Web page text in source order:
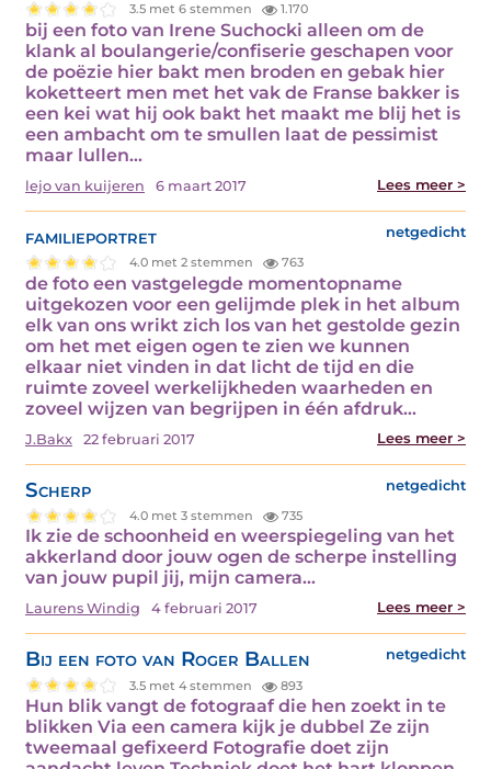
3.5 met 6 stemmen 1.170
bij een foto van Irene Suchocki alleen om de
klank al boulangerie/confiserie geschapen voor
de poëzie hier bakt men broden en gebak hier
koketteert men met het vak de Franse bakker is
een kei wat hij ook bakt het maakt me blij het is
een ambacht om te smullen laat de pessimist
maar lullen…
lejo van kuijeren 6 maart 2017 Lees meer >
familieportret netgedicht
4.0 met 2 stemmen 763
de foto een vastgelegde momentopname
uitgekozen voor een gelijmde plek in het album
elk van ons wrikt zich los van het gestolde gezin
om het met eigen ogen te zien we kunnen
elkaar niet vinden in dat licht de tijd en die
ruimte zoveel werkelijkheden waarheden en
zoveel wijzen van begrijpen in één afdruk…
J.Bakx 22 februari 2017 Lees meer >
Scherp netgedicht
4.0 met 3 stemmen 735
Ik zie de schoonheid en weerspiegeling van het
akkerland door jouw ogen de scherpe instelling
van jouw pupil jij, mijn camera…
Laurens Windig 4 februari 2017 Lees meer >
Bij een foto van Roger Ballen netgedicht
3.5 met 4 stemmen 893
Hun blik vangt de fotograaf die hen zoekt in te
blikken Via een camera kijk je dubbel Ze zijn
tweemaal gefixeerd Fotografie doet zijn